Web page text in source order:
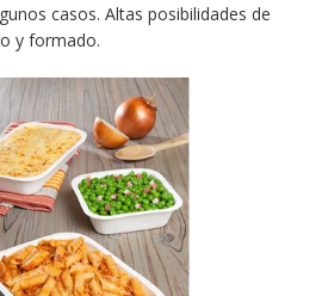
casos. Altas posibilidades de
y formado.